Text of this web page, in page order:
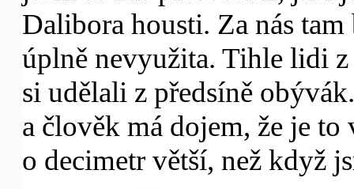
Dalibora housti. Za nás
úplně nevyužita. Tihle lidi
si udělali z předsíně
a člověk má dojem, že je
o decimetr větší, než když